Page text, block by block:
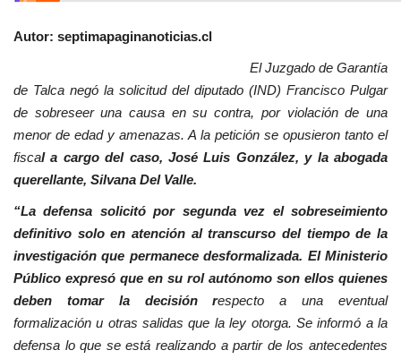
Autor: septimapaginanoticias.cl
El Juzgado de Garantía
de Talca negó la solicitud del diputado (IND) Francisco Pulgar
de sobreseer una causa en su contra, por violación de una
menor de edad y amenazas. A la petición se opusieron tanto el
fiscal a cargo del caso, José Luis González, y la abogada
querellante, Silvana Del Valle.
“La defensa solicitó por segunda vez el sobreseimiento
definitivo solo en atención al transcurso del tiempo de la
investigación que permanece desformalizada. El Ministerio
Público expresó que en su rol autónomo son ellos quienes
deben tomar la decisión respecto a una eventual
formalización u otras salidas que la ley otorga. Se informó a la
defensa lo que se está realizando a partir de los antecedentes